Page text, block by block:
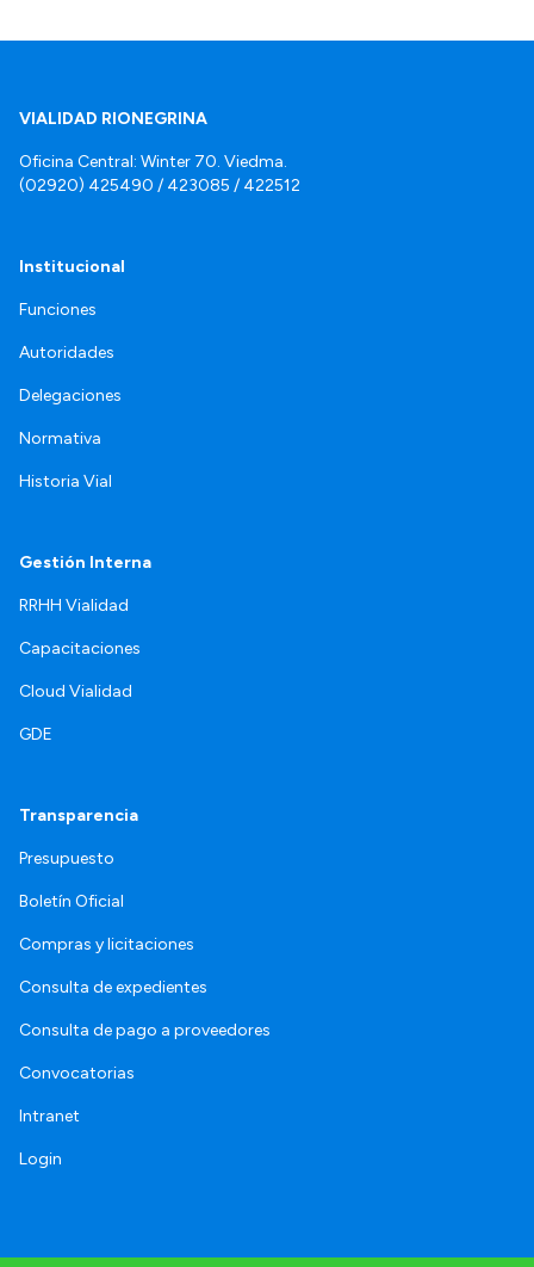
VIALIDAD RIONEGRINA
Oficina Central: Winter 70. Viedma.
(02920) 425490 / 423085 / 422512
Institucional
Funciones
Autoridades
Delegaciones
Normativa
Historia Vial
Gestión Interna
RRHH Vialidad
Capacitaciones
Cloud Vialidad
GDE
Transparencia
Presupuesto
Boletín Oficial
Compras y licitaciones
Consulta de expedientes
Consulta de pago a proveedores
Convocatorias
Intranet
Login